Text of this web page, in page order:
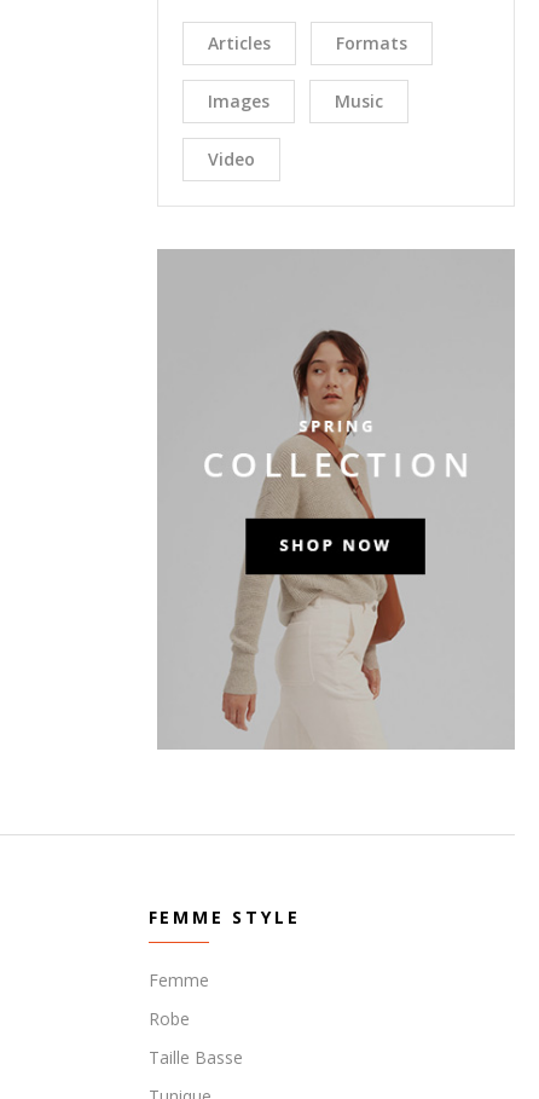
Articles Formats
Images Music
Video
FEMME STYLE
Femme
Robe
Taille Basse